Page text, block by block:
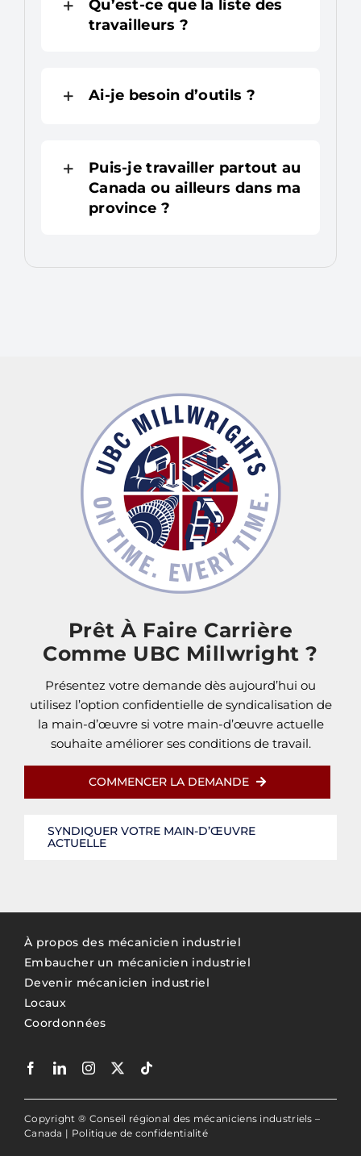
Qu’est-ce que la liste des
travailleurs ?
Ai-je besoin d’outils ?
Puis-je travailler partout au
Canada ou ailleurs dans ma
province ?
Prêt À Faire Carrière
Comme UBC Millwright ?
Présentez votre demande dès aujourd’hui ou
utilisez l’option confidentielle de syndicalisation de
la main-d’œuvre si votre main-d’œuvre actuelle
souhaite améliorer ses conditions de travail.
COMMENCER LA DEMANDE
SYNDIQUER VOTRE MAIN-D’ŒUVRE
ACTUELLE
À propos des mécanicien industriel
Embaucher un mécanicien industriel
Devenir mécanicien industriel
Locaux
Coordonnées
Copyright ® Conseil régional des mécaniciens industriels –
Canada | Politique de confidentialité